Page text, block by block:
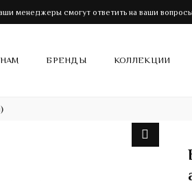
менеджеры смогут ответить на ваши
БРЕНДЫ КОЛЛЕКЦИИ